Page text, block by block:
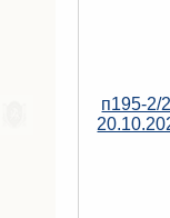
п195-2/